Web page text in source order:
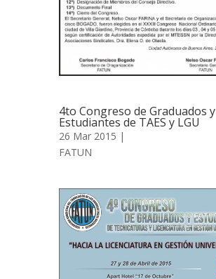
4to Congreso de Graduados y
Estudiantes de TAES y LGU
26 Mar 2015 |
FATUN